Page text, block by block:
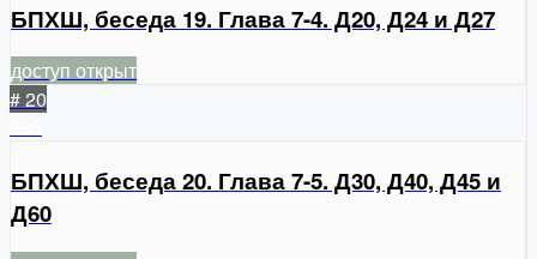
БПХШ, беседа 19. Глава 7-4. Д20, Д24 и Д27
доступ открыт
# 20
БПХШ, беседа 20. Глава 7-5. Д30, Д40, Д45 и
Д60